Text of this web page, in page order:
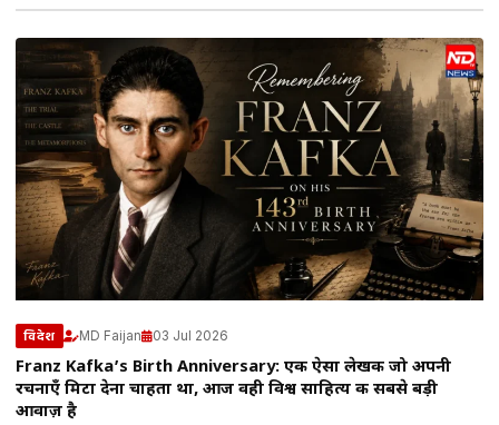
विदेश MD Faijan 03 Jul 2026
Franz Kafka’s Birth Anniversary: एक ऐसा लेखक जो अपनी
रचनाएँ मिटा देना चाहता था, आज वही विश्व साहित्य की सबसे बड़ी
आवाज़ है